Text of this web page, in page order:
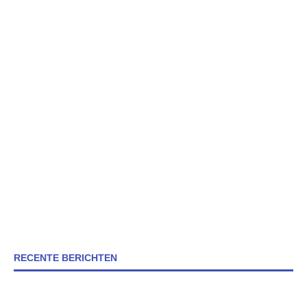
RECENTE BERICHTEN